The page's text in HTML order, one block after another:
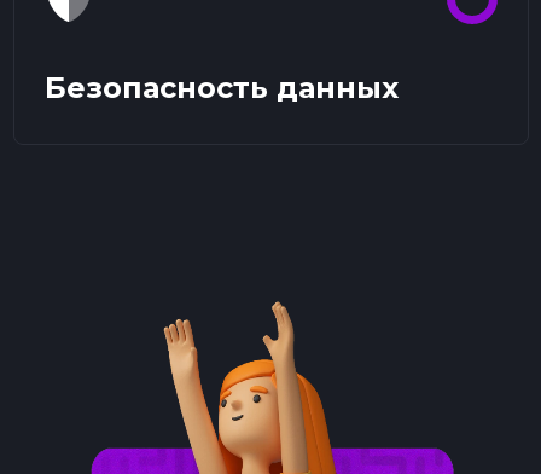
Безопасность данных